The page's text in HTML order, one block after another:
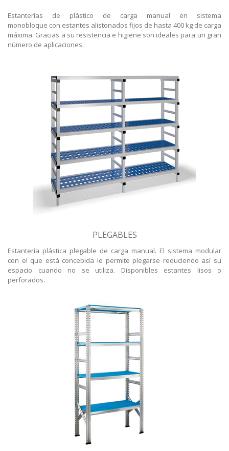
Estanterías de plástico de carga manual en sistema
monobloque con estantes alistonados fijos de hasta 400 kg de carga
máxima. Gracias a su resistencia e higiene son ideales para un gran
número de aplicaciones.
PLEGABLES
Estantería plástica plegable de carga manual. El sistema modular
con el que está concebida le permite plegarse reduciendo así su
espacio cuando no se utiliza. Disponibles estantes lisos o
perforados.